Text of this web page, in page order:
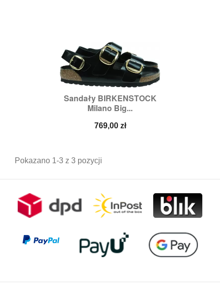
Sandały BIRKENSTOCK
Milano Big...
Cena
769,00 zł
Pokazano 1-3 z 3 pozycji